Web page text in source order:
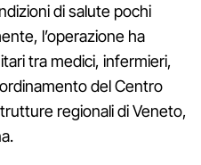
di salute pochi
l’operazione ha
tra medici, infermieri,
del Centro
regionali di Veneto,